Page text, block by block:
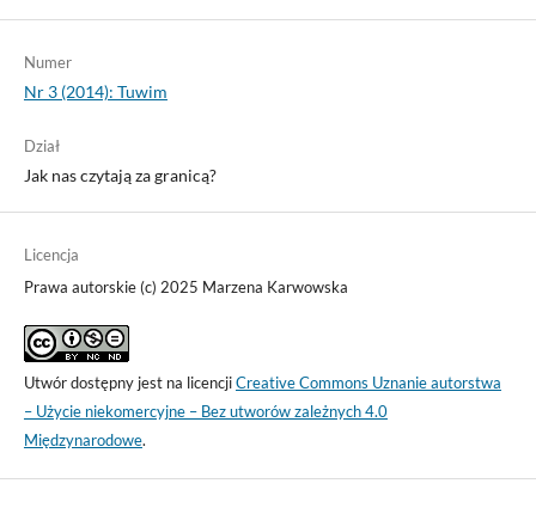
Numer
Nr 3 (2014): Tuwim
Dział
Jak nas czytają za granicą?
Licencja
Prawa autorskie (c) 2025 Marzena Karwowska
Utwór dostępny jest na licencjiCreative Commons Uznanie autorstwa
– Użycie niekomercyjne – Bez utworów zależnych 4.0
Międzynarodowe.